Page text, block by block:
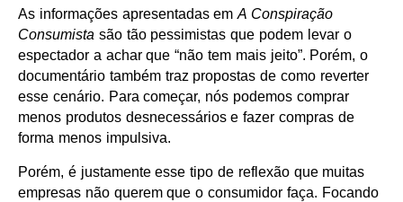
As informações apresentadas emA Conspiração
Consumista são tão pessimistas que podem levar o
espectador a achar que “não tem mais jeito”. Porém, o
documentário também traz propostas de como reverter
esse cenário. Para começar, nós podemos comprar
menos produtos desnecessários e fazer compras de
forma menos impulsiva.
Porém, é justamente esse tipo de reflexão que muitas
empresas não querem que o consumidor faça. Focando